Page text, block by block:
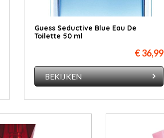
Guess Seductive Blue Eau De
Toilette 50 ml
€ 36,99
BEKIJKEN